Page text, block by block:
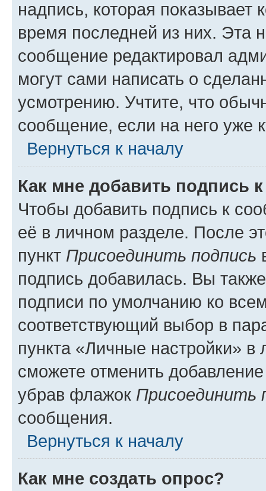
надпись, которая показывает
время последней из них. Эта
сообщение редактировал
могут сами написать о
усмотрению. Учтите, что
сообщение, если на него уже
Вернуться к началу
Как мне добавить подпись
Чтобы добавить подпись к
её в личном разделе. После
пункт Присоединить подпись
подпись добавилась. Вы
подписи по умолчанию ко
соответствующий выбор в
пункта «Личные настройки»
сможете отменить
убрав флажок Присоединить
сообщения.
Вернуться к началу
Как мне создать опрос?